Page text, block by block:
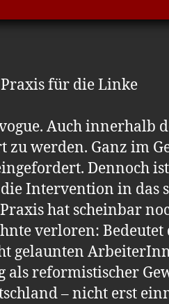
für die Linke
Auch innerhalb
werden. Ganz im
Dennoch
Intervention in das
hat scheinbar
verloren:
gelaunten
reformistischer
– nicht erst